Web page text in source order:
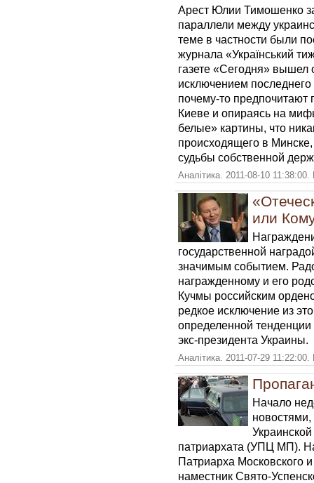
Арест Юлии Тимошенко
параллели между
теме в частности были
журнала «Український
газете «Сегодня»
исключением
почему-то предпочитают
Киеве и опираясь на
белые» картины, что
происходящего в
судьбы собственной
Аналітика. 2011-08-10
или
государственной
значимым событием.
награжденному и его
Кучмы российским
редкое исключение из
определенной
экс-президента Украины.
Аналітика. 2011-07-29
Начало
патриархата (УПЦ МП).
Патриарха Московского
наместник Свято-